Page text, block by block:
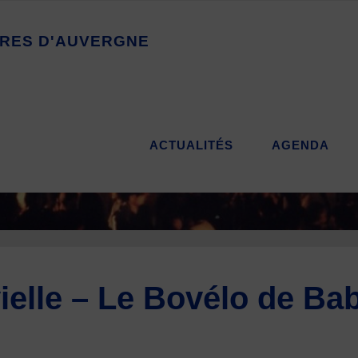
RES D'AUVERGNE
ACTUALITÉS AGENDA
– Le Bovélo de